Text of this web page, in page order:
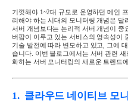
기껏해야 1~2대 규모로 운영하던 메인
리해야 하는 시대의 모니터링 개념은 달
서버 개념보다는 논리적 서버 개념이 중
버팜이 이루고 있는 서비스의 영속성이
기술 발전에 따라 변모하고 있고, 그에
습니다. 이번 블로그에서는 서버 관련
화하는 서버 모니터링의 새로운 트렌드
1. 클라우드 네이티브 모